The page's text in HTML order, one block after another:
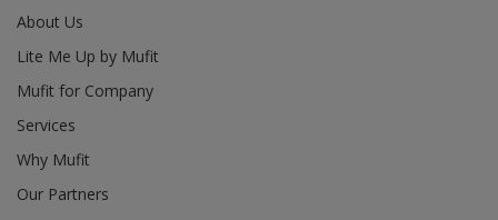
About Us
Lite Me Up by Mufit
Mufit for Company
Services
Why Mufit
Our Partners